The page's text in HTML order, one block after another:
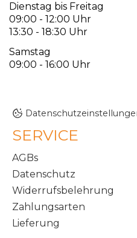
Dienstag bis Freitag
09:00 - 12:00 Uhr
13:30 - 18:30 Uhr
Samstag
09:00 - 16:00 Uhr
SERVICE
AGBs
Datenschutz
Widerrufsbelehrung
Zahlungsarten
Lieferung